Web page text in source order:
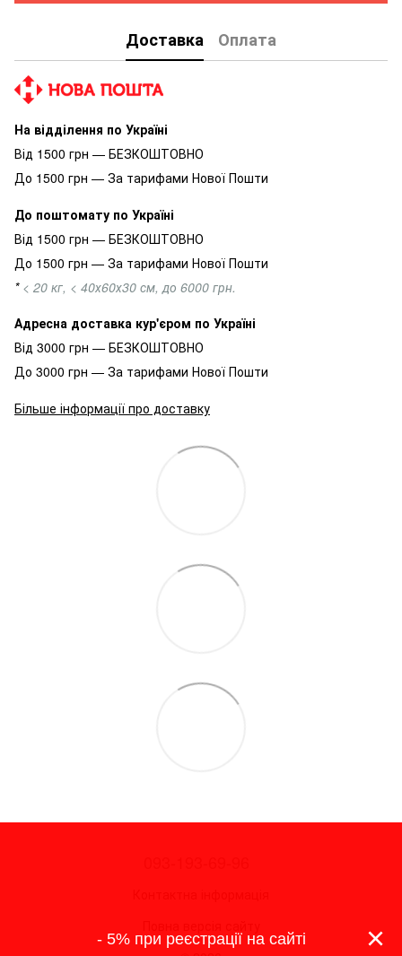
Доставка Оплата
На відділення по Україні
Від 1500 грн — БЕЗКОШТОВНО
До 1500 грн — За тарифами Нової Пошти
До поштомату по Україні
Від 1500 грн — БЕЗКОШТОВНО
До 1500 грн — За тарифами Нової Пошти
* < 20 кг, < 40х60х30 см, до 6000 грн.
Адресна доставка кур'єром по Україні
Від 3000 грн — БЕЗКОШТОВНО
До 3000 грн — За тарифами Нової Пошти
Більше інформації про доставку
×
- 5% при реєстрації на сайті